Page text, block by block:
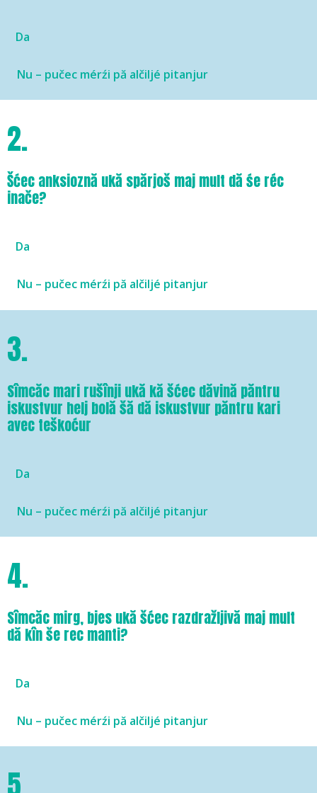
Da
Nu – pučec mérźi pă alčiljé pitanjur
2.
Šćec anksioznă ukă spărjoš maj mult dă śe réc
inače?
Da
Nu – pučec mérźi pă alčiljé pitanjur
3.
Sîmcăc mari rušînji ukă kă šćec dăvină păntru
iskustvur helj bolă šă dă iskustvur păntru kari
avec teškoćur
Da
Nu – pučec mérźi pă alčiljé pitanjur
4.
Sîmcăc mirg, bjes ukă šćec razdražljivă maj mult
dă kîn še rec manti?
Da
Nu – pučec mérźi pă alčiljé pitanjur